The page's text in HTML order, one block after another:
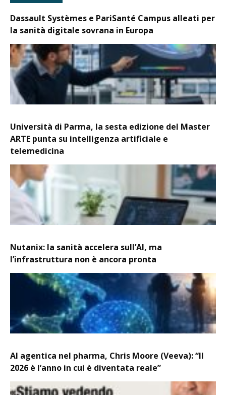
Dassault Systèmes e PariSanté Campus alleati per
la sanità digitale sovrana in Europa
Università di Parma, la sesta edizione del Master
ARTE punta su intelligenza artificiale e
telemedicina
Nutanix: la sanità accelera sull’AI, ma
l’infrastruttura non è ancora pronta
AI agentica nel pharma, Chris Moore (Veeva): “Il
2026 è l’anno in cui è diventata reale”